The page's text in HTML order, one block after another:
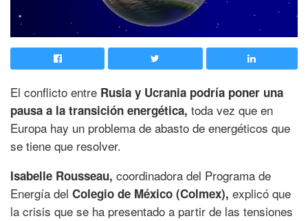
El conflicto entre Rusia y Ucrania podría poner una
pausa a la transición energética, toda vez que en
Europa hay un problema de abasto de energéticos que
se tiene que resolver.
Isabelle Rousseau, coordinadora del Programa de
Energía del Colegio de México (Colmex), explicó que
la crisis que se ha presentado a partir de las tensiones